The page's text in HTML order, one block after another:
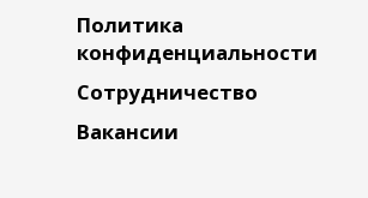
Политика
конфиденциальности
Сотрудничество
Вакансии